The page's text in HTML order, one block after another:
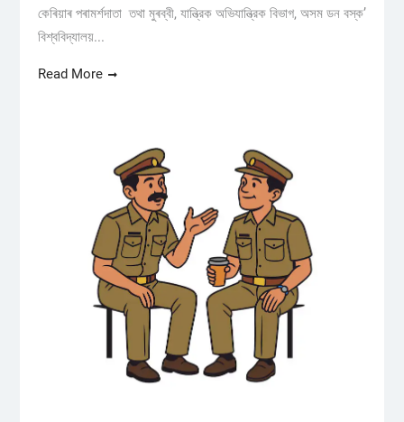
কেৰিয়াৰ পৰামৰ্শদাতা তথা মুৰব্বী, যান্ত্রিক অভিযান্ত্রিক বিভাগ, অসম ডন বস্ক’
বিশ্ববিদ্যালয়...
Read More